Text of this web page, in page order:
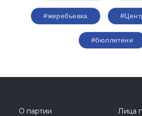
#жеребьевка
#бюллетени
О партии
Лица